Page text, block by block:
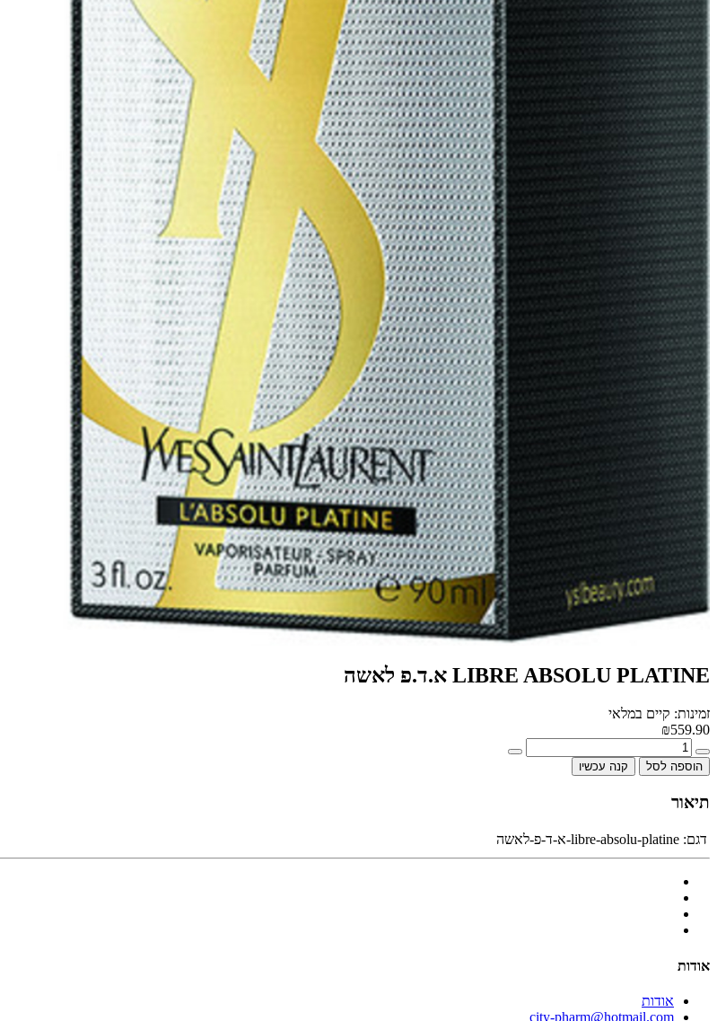
LIBRE ABSOLU PLATINE א.ד.פ לאשה
זמינות: קיים במלאי
₪559.90
הוספה לסל קנה עכשיו
תיאור
דגם: libre-absolu-platine-א-ד-פ-לאשה
אודות
אודות
city-pharm@hotmail.com